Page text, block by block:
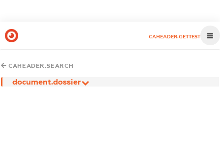
CAHEADER.GETTEST
CAHEADER.SEARCH
document.dossier